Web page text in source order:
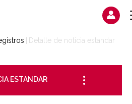
Detalle de noticia estandar
ESTANDAR